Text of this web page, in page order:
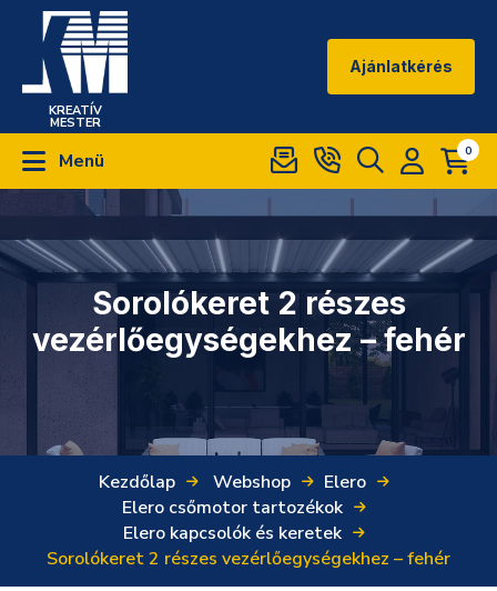
KREATÍV
MESTER
Ajánlatkérés
Menü 0
Sorolókeret 2 részes
vezérlőegységekhez – fehér
Kezdőlap Webshop
Elero
Elero csőmotor tartozékok
Elero kapcsolók és keretek
Sorolókeret 2 részes vezérlőegységekhez – fehér